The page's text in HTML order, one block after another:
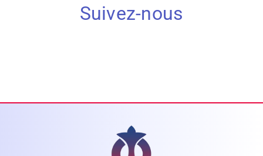
Suivez-nous